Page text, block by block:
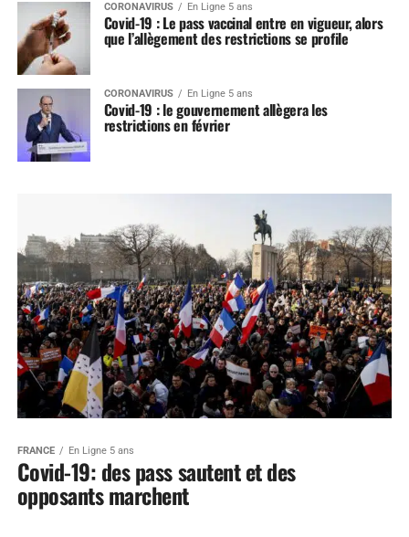
CORONAVIRUS En Ligne 5 ans
Covid-19 : Le pass vaccinal entre en vigueur, alors
que l’allègement des restrictions se profile
CORONAVIRUS En Ligne 5 ans
Covid-19 : le gouvernement allègera les
restrictions en février
FRANCE En Ligne 5 ans
Covid-19: des pass sautent et des
opposants marchent